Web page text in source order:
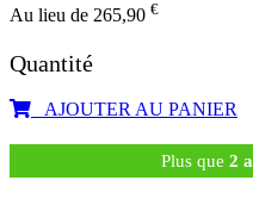
Au lieu de 265,90 €
Quantité
AJOUTER AU PANIER
Plus que 2